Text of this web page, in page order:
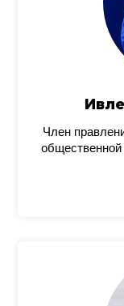
Член
общественной